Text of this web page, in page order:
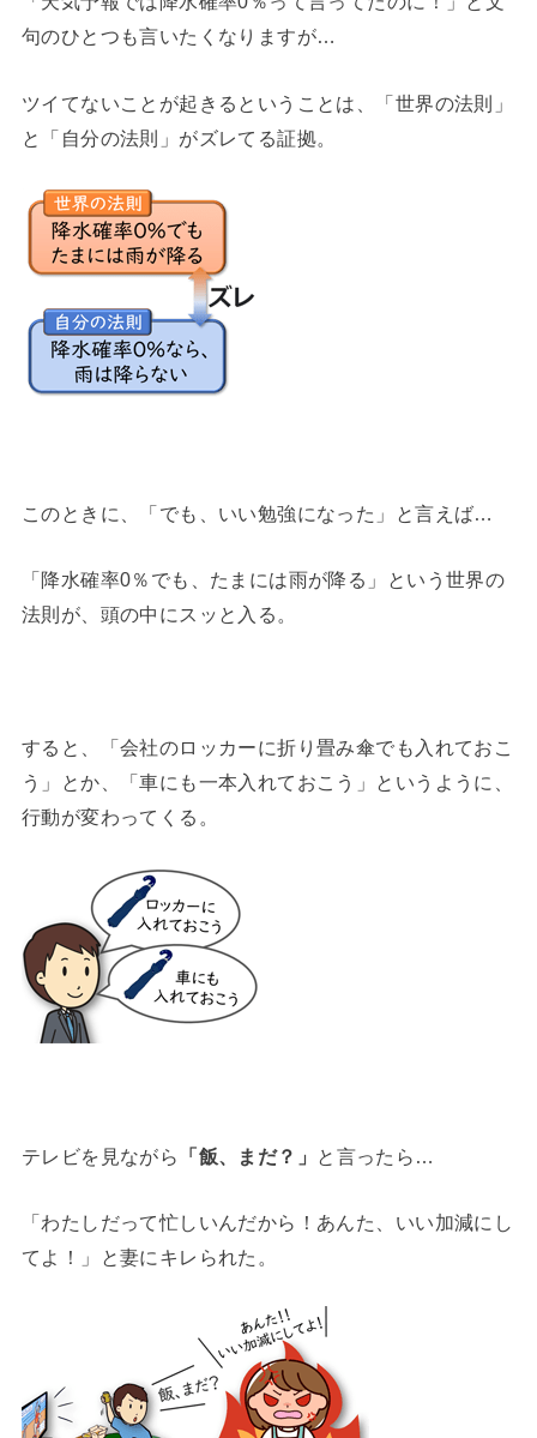
句のひとつも言いたくなりますが…
ツイてないことが起きるということは、「世界の法則」
と「自分の法則」がズレてる証拠。
このときに、「でも、いい勉強になった」と言えば…
「降水確率0％でも、たまには雨が降る」という世界の
法則が、頭の中にスッと入る。
すると、「会社のロッカーに折り畳み傘でも入れておこ
う」とか、「車にも一本入れておこう」というように、
行動が変わってくる。
テレビを見ながら 「飯、まだ？」 と言ったら…
「わたしだって忙しいんだから！あんた、いい加減にし
てよ！」と妻にキレられた。